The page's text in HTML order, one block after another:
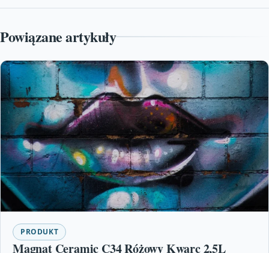
Powiązane artykuły
PRODUKT
Magnat Ceramic C34 Różowy Kwarc 2,5L